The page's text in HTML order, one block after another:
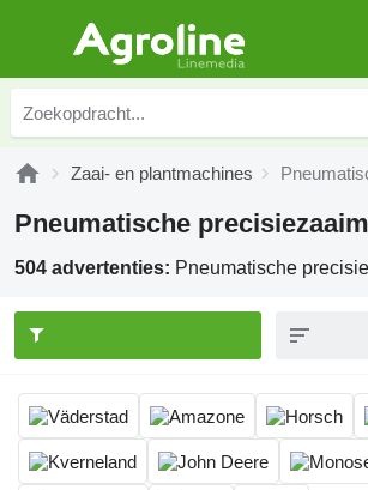
Zaai- en plantmachines
Pneumatische
504 advertenties: Pneumatische